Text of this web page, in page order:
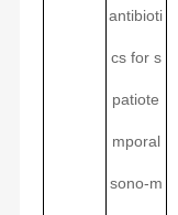
antibioti
cs for s
patiote
mporal
sono-m